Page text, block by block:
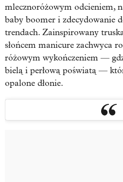
mlecznoróżowym odcieniem,
baby boomer i zdecydowanie
trendach. Zainspirowany
słońcem manicure zachwyca
różowym wykończeniem —
bielą i perłową poświatą —
opalone dłonie.